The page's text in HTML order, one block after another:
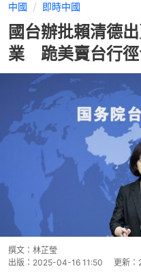
中國 即時中國
國台辦批賴清德
業 跪美賣台行徑
撰文： 林芷瑩
出版： 2025-04-16 11:50 更新：